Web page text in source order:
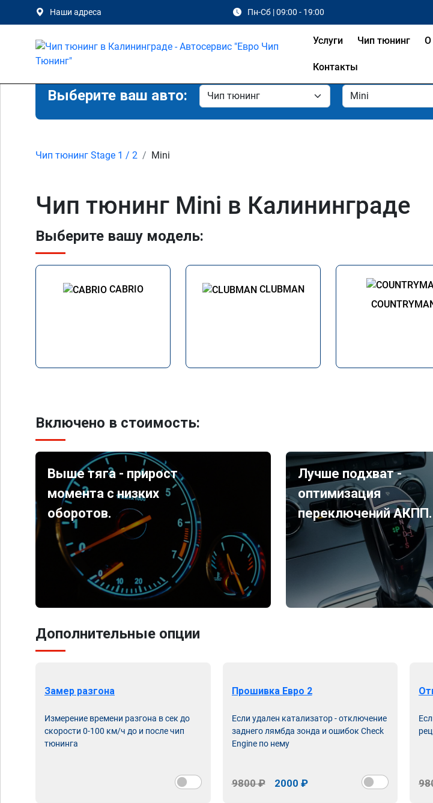
Наши адреса Пн-Сб | 09:00 - 19:00
Услуги Чип тюнинг О
Контакты
Выберите ваш авто:
Чип тюнинг Stage 1 / 2 Mini
Чип тюнинг Mini в Калининграде
Выберите вашу модель:
CABRIO
CLUBMAN
Включено в стоимость:
Выше тяга - прирост
момента с низких
оборотов.
Лучше подхват -
оптимизация
переключений АКПП.
Дополнительные опции
Замер разгона
Измерение времени разгона в сек до
скорости 0-100 км/ч до и после чип
тюнинга
Прошивка Евро 2
Если удален катализатор - отключение
заднего лямбда зонда и ошибок Check
Engine по нему
9800 ₽ 2000 ₽